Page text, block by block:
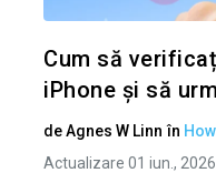
Cum să
iPhone și să
deAgnes W Linn în
Actualizare 01 iun., 2026